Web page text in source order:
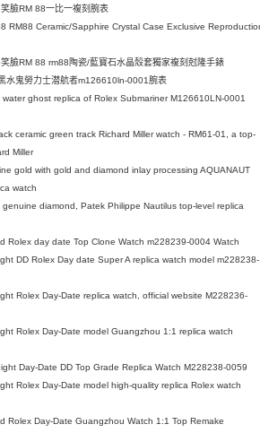
臉RM 88一比一複刻腕表
RM88 Ceramic/Sapphire Crystal Case Exclusive
臉RM 88 rm88陶瓷/藍寶石水晶殼套獨家複刻尅隆手錶
水鬼勞力士潜航者m126610ln-0001腕表
ghost replica of Rolex Submariner M126610LN-0001
ceramic green track Richard Miller watch - RM61-01, a top-
Miller
gold with gold and diamond inlay processing AQUANAUT
watch
diamond, Patek Philippe Nautilus top-level replica
Rolex day date Top Clone Watch m228239-0004 Watch
DD Rolex Day date Super A replica watch model m228238-
Rolex Day-Date replica watch, official website M228236-
Rolex Day-Date model Guangzhou 1:1 replica watch
Day-Date DD Top Grade Replica Watch M228238-0059
Rolex Day-Date model high-quality replica Rolex watch
Rolex Day-Date Guangzhou Watch 1:1 Top Remake